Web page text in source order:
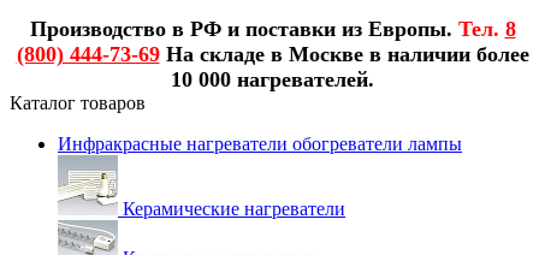
Производство в РФ и поставки из Европы. Тел. 8
(800) 444-73-69На складе в Москве в наличии более
10 000 нагревателей.
Каталог товаров
Инфракрасные нагреватели обогреватели лампы
Керамические нагреватели